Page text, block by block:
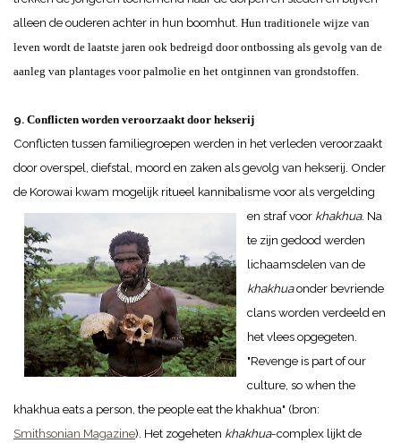
alleen de ouderen achter in hun boomhut. Hun traditionele wijze van
leven wordt de laatste jaren ook bedreigd door ontbossing als gevolg van de
aanleg van plantages voor palmolie en het ontginnen van grondstoffen.
9. Conflicten worden veroorzaakt door hekserij
Conflicten tussen familiegroepen werden in het verleden veroorzaakt
door overspel, diefstal, moord en zaken als gevolg van hekserij. Onder
de Korowai kwam mogelijk ritueel kannibalisme voor als vergelding
en strafvoor khakhua. Na
te zijn gedood werden
lichaamsdelen van de
khakhuaonder bevriende
clans worden verdeeld en
het vlees opgegeten.
"Revenge is part of our
culture, so when the
khakhua eats a person, the people eat the khakhua" (bron:
Smithsonian Magazine). Het zogeheten khakhua-complex lijkt de